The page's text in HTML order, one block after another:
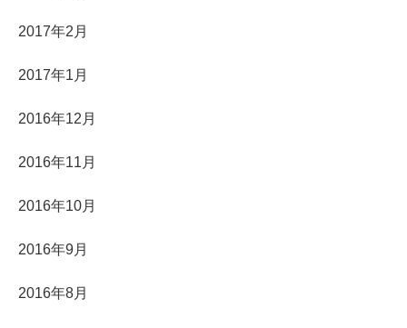
2017年2月
2017年1月
2016年12月
2016年11月
2016年10月
2016年9月
2016年8月